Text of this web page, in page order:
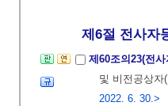
제6절 전사자등
제60조의23(전
및 비전공상자
2022. 6. 30.>